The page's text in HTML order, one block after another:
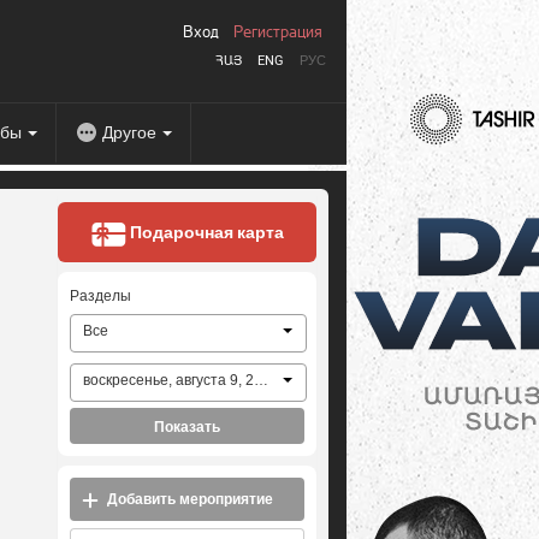
ՀԱՅ ENG РУС
Вход Регистрация
Другое
Подарочная карта
Разделы
Все
воскресенье, августа 9, 2026
Показать
Добавить мероприятие